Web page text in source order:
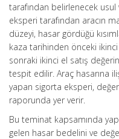
tarafından belirlenecek
eksperi tarafından aracın
düzeyi, hasar gördüğü
kaza tarihinden önceki ikinci
sonraki ikinci el satış
tespit edilir. Araç hasarına
yapan sigorta eksperi,
raporunda yer verir.
Bu teminat kapsamında
gelen hasar bedelini ve